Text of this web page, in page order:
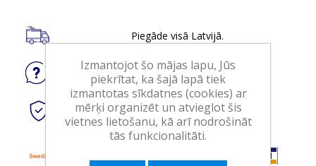
Piegāde visā Latvijā.
Jautājietpar produktu
Drošitiešsaistes maksājumi
Izmantojot šo mājas lapu, Jūs
piekrītat, ka šajā lapā tiek
izmantotas sīkdatnes (cookies) ar
mērķi organizēt un atvieglot šis
vietnes lietošanu, kā arī nodrošināt
tās funkcionalitāti.